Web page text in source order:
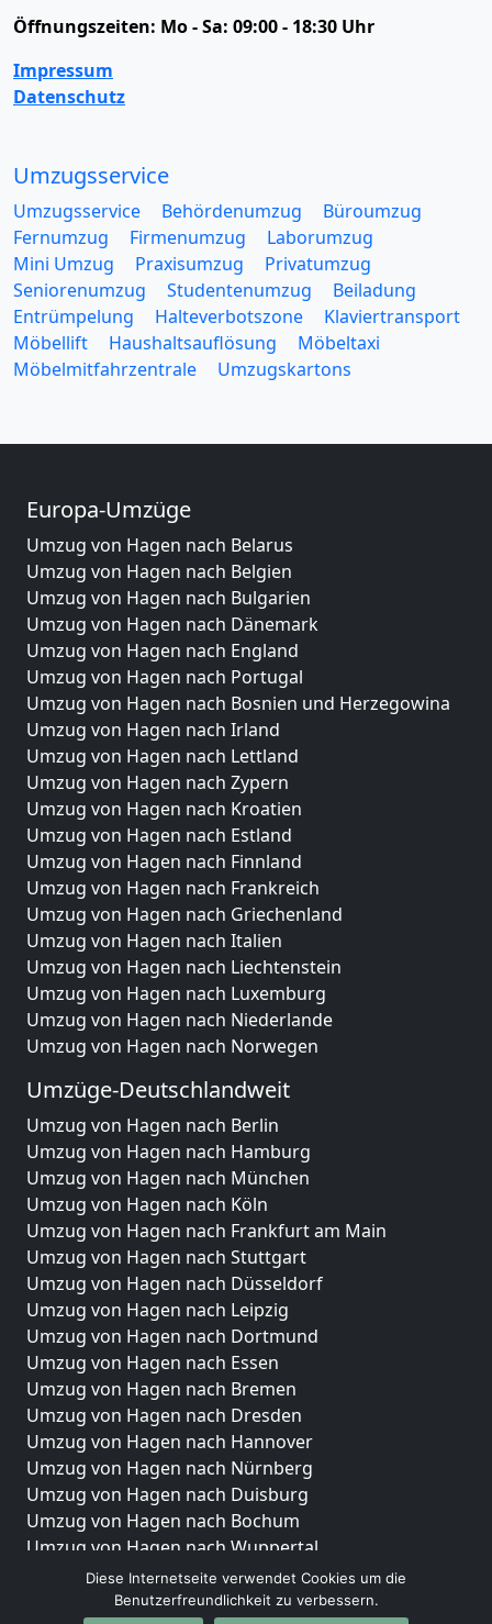
Öffnungszeiten: Mo - Sa: 09:00 - 18:30 Uhr
Impressum
Datenschutz
Umzugsservice
Umzugsservice Behördenumzug
Büroumzug
Fernumzug
Firmenumzug
Laborumzug
Mini Umzug
Praxisumzug
Privatumzug
Seniorenumzug
Studentenumzug
Beiladung
Entrümpelung
Halteverbotszone
Klaviertransport
Möbellift
Haushaltsauflösung
Möbeltaxi
Möbelmitfahrzentrale
Umzugskartons
Europa-Umzüge
Umzug von Hagen nach Belarus
Umzug von Hagen nach Belgien
Umzug von Hagen nach Bulgarien
Umzug von Hagen nach Dänemark
Umzug von Hagen nach England
Umzug von Hagen nach Portugal
Umzug von Hagen nach Bosnien und Herzegowina
Umzug von Hagen nach Irland
Umzug von Hagen nach Lettland
Umzug von Hagen nach Zypern
Umzug von Hagen nach Kroatien
Umzug von Hagen nach Estland
Umzug von Hagen nach Finnland
Umzug von Hagen nach Frankreich
Umzug von Hagen nach Griechenland
Umzug von Hagen nach Italien
Umzug von Hagen nach Liechtenstein
Umzug von Hagen nach Luxemburg
Umzug von Hagen nach Niederlande
Umzug von Hagen nach Norwegen
Umzüge-Deutschlandweit
Umzug von Hagen nach Berlin
Umzug von Hagen nach Hamburg
Umzug von Hagen nach München
Umzug von Hagen nach Köln
Umzug von Hagen nach Frankfurt am Main
Umzug von Hagen nach Stuttgart
Umzug von Hagen nach Düsseldorf
Umzug von Hagen nach Leipzig
Umzug von Hagen nach Dortmund
Umzug von Hagen nach Essen
Umzug von Hagen nach Bremen
Umzug von Hagen nach Dresden
Umzug von Hagen nach Hannover
Umzug von Hagen nach Nürnberg
Umzug von Hagen nach Duisburg
Umzug von Hagen nach Bochum
Umzug von Hagen nach Wuppertal
Umzug von Hagen nach Bielefeld
Umzug von Hagen nach Bonn
Diese Internetseite verwendet Cookies um die
Benutzerfreundlichkeit zu verbessern.